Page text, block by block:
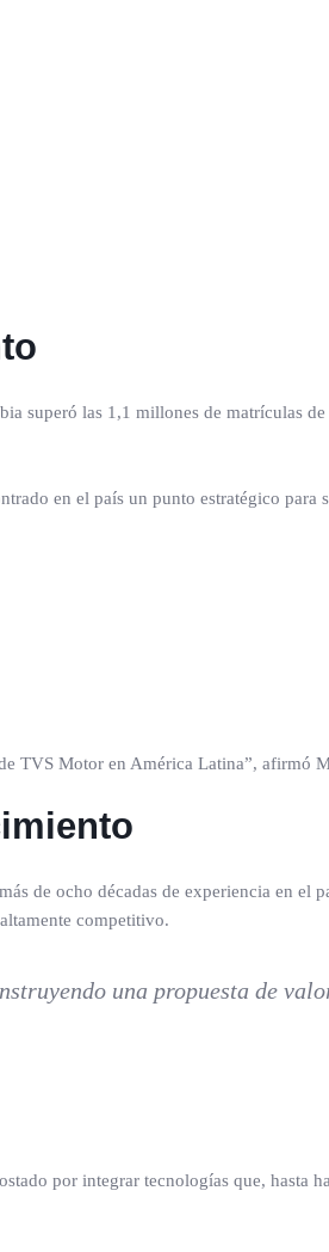
superó las 1,1 millones de matrículas
en el país un punto estratégico para
TVS Motor en América Latina”, afirmó
de ocho décadas de experiencia en
competitivo.
una propuesta de
por integrar tecnologías que, hasta